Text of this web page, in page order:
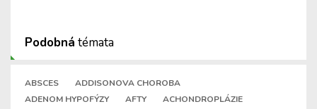
Podobná témata
ABSCES
ADDISONOVA CHOROBA
ADENOM HYPOFÝZY
AFTY
ACHONDROPLÁZIE